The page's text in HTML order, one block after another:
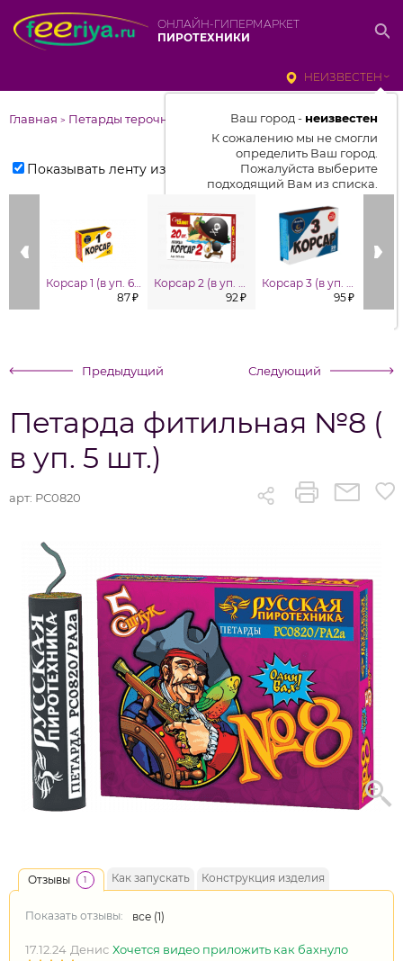
ОНЛАЙН-ГИПЕРМАРКЕТ
ПИРОТЕХНИКИ
НЕИЗВЕСТЕН
Ваш город - неизвестен
К сожалению мы не смогли
определить Ваш город.
Пожалуйста выберите
подходящий Вам из списка.
Выбрать город
От выбранного города зависит
цены, наличие и условия
доставки
Главная > Петарды терочные и фитильные
Показывать ленту изделий
Корсар 1 (в уп. 60 шт.)
87 ₽
Корсар 2 (в уп. 20шт.)
92 ₽
Корсар 3 (в уп. 20 шт.)
95 ₽
Предыдущий Следующий
Петарда фитильная №8 (
в уп. 5 шт.)
арт: РС0820
Отзывы 1 Как запускать Конструкция изделия
Показать отзывы: все (1)
17.12.24 Денис Хочется видео приложить как бахнуло